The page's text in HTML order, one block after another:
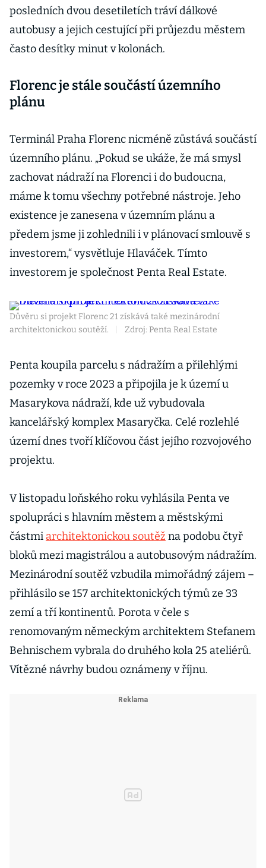
posledních dvou desetiletích tráví dálkové
autobusy a jejich cestující při průjezdu městem
často desítky minut v kolonách.
Florenc je stále součástí územního
plánu
Terminál Praha Florenc nicméně zůstává součástí
územního plánu. „Pokud se ukáže, že má smysl
zachovat nádraží na Florenci i do budoucna,
máme k tomu všechny potřebné nástroje. Jeho
existence je zanesena v územním plánu a
předem jsme ji zohlednili i v plánovací smlouvě s
investorem,“ vysvětluje Hlaváček. Tímto
investorem je společnost Penta Real Estate.
Důvěru si projekt Florenc 21 získává také mezinárodní
architektonickou soutěží.
Zdroj: Penta Real Estate
Penta koupila parcelu s nádražím a přilehlými
pozemky v roce 2023 a připojila je k území u
Masarykova nádraží, kde už vybudovala
kancelářský komplex Masaryčka. Celé rozlehlé
území dnes tvoří klíčovou část jejího rozvojového
projektu.
V listopadu loňského roku vyhlásila Penta ve
spolupráci s hlavním městem a městskými
částmi architektonickou soutěž na podobu čtyř
bloků mezi magistrálou a autobusovým nádražím.
Mezinárodní soutěž vzbudila mimořádný zájem –
přihlásilo se 157 architektonických týmů ze 33
zemí a tří kontinentů. Porota v čele s
renomovaným německým architektem Stefanem
Behnischem vybrala do druhého kola 25 ateliérů.
Vítězné návrhy budou oznámeny v říjnu.